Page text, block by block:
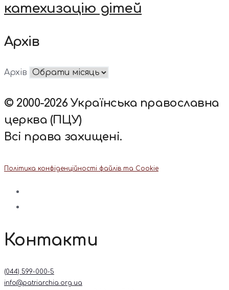
катехизацію дітей
Архів
Архів
© 2000-2026 Українська православна
церква (ПЦУ)
Всі права захищені.
Політика конфіденційності файлів та Cookie
Контакти
(044) 599-000-5
info@patriarchia.org.ua